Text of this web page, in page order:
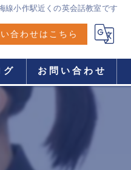
線小作駅近くの英会話教室です
合わせはこちら
お問い合わせ